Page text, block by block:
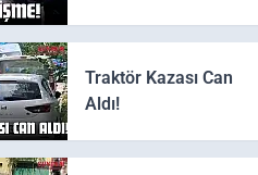
Traktör Kazası Can
Aldı!